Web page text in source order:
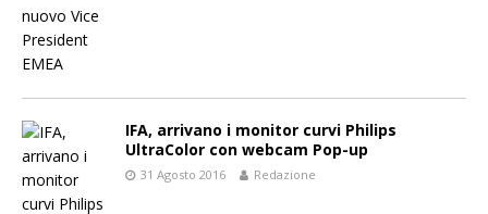
IFA, arrivano i monitor curvi Philips
UltraColor con webcam Pop-up
31 Agosto 2016 Redazione